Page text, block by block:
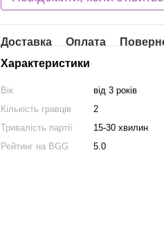
Доставка Оплата
Характеристики
Вік
від 3 років
Кількість гравців
2
Тривалість партії
15-30 хвилин
Рейтинг на BGG
5.0